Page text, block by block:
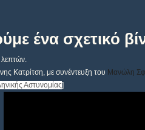
ένα σχετικό
λεπτών.
Κατρίτση, με συνέντευξη του Μανώλη
Αστυνομίας]